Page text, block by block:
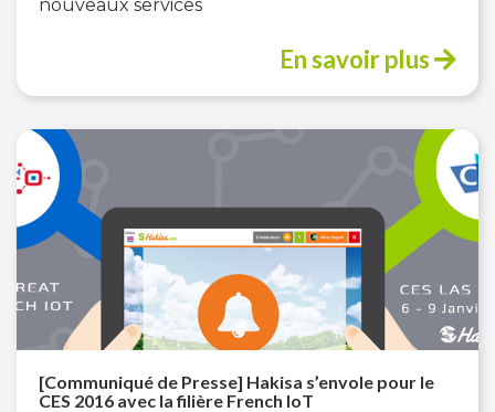
nouveaux services
En savoir plus
[Communiqué de Presse] Hakisa s’envole pour le
CES 2016 avec la filière French IoT